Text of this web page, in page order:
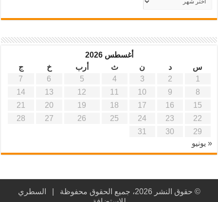
موقع
آفاق
أغسطس 2026
س
د ن ث أرب خ
ج
1
2
3
4
5
6
7
8
9
10
11
12
13
14
15
16
17
18
19
20
21
22
23
24
25
26
27
28
29
30
31
« يونيو
© حقوق النشر 2026، جميع الحقوق محفوظة |
السطري